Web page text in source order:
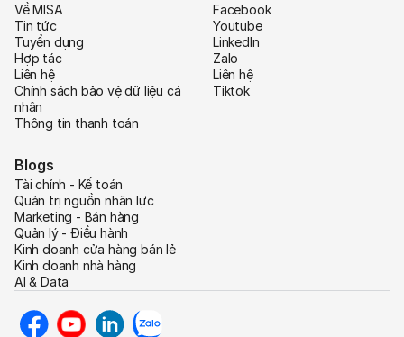
Về MISA
Tin tức
Tuyển dụng
Hợp tác
Liên hệ
Chính sách bảo vệ dữ liệu cá
nhân
Thông tin thanh toán
Facebook
Youtube
LinkedIn
Zalo
Liên hệ
Tiktok
Blogs
Tài chính - Kế toán
Quản trị nguồn nhân lực
Marketing - Bán hàng
Quản lý - Điều hành
Kinh doanh cửa hàng bán lẻ
Kinh doanh nhà hàng
AI & Data